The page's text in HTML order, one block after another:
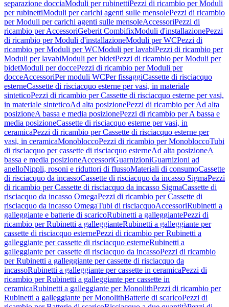
separazione docciaModuli per rubinettiPezzi di ricambio per Moduli
per rubinettiModuli per carichi agenti sulle mensolePezzi di ricambio
per Moduli per carichi agenti sulle mensoleAccessoriPezzi di
ricambio per AccessoriGeberit CombifixModuli d'installazionePezzi
di ricambio per Moduli d'installazioneModuli per WCPezzi di
ricambio per Moduli per WCModuli per lavabiPezzi di ricambio per
Moduli per lavabiModuli per bidetPezzi di ricambio per Moduli per
bidetModuli per doccePezzi di ricambio per Moduli per
docceAccessoriPer moduli WCPer fissaggiCassette di risciacquo
esterneCassette di risciacquo esterne per vasi, in materiale
sinteticoPezzi di ricambio per Cassette di risciacquo esterne per vasi,
in materiale sinteticoAd alta posizionePezzi di ricambio per Ad alta
posizioneA bassa e media posizionePezzi di ricambio per A bassa e
media posizioneCassette di risciacquo esterne per vasi, in
ceramicaPezzi di ricambio per Cassette di risciacquo esterne per
vasi, in ceramicaMonobloccoPezzi di ricambio per MonobloccoTubi
di risciacquo per cassette di risciacquo esterneAd alta posizioneA
bassa e media posizioneAccessoriGuarnizioniGuarnizioni ad
anelloNippli, rosoni e riduttori di flussoMateriali di consumoCassette
di risciacquo da incassoCassette di risciacquo da incasso SigmaPezzi
di ricambio per Cassette di risciacquo da incasso SigmaCassette di
risciacquo da incasso OmegaPezzi di ricambio per Cassette di
risciacquo da incasso OmegaTubi di risciacquoAccessoriRubinetti a
galleggiante e batterie di scaricoRubinetti a galleggiantePezzi di
ricambio per Rubinetti a galleggianteRubinetti a galleggiante per
cassette di risciacquo esternePezzi di ricambio per Rubinetti a
galleggiante per cassette di risciacquo esterneRubinetti a
galleggiante per cassette di risciacquo da incassoPezzi di ricambio
per Rubinetti a galleggiante per cassette di risciacquo da
incassoRubinetti a galleggiante per cassette in ceramicaPezzi di
ricambio per Rubinetti a galleggiante per cassette in
ceramicaRubinetti a galleggiante per MonolithPezzi di ricambio per
Rubinetti a galleggiante per MonolithBatterie di scaricoPezzi di